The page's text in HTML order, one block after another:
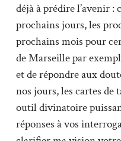
déjà à prédire l’avenir :
prochains jours, les
prochains mois pour
de Marseille par
et de répondre aux
nos jours, les cartes
outil divinatoire
réponses à vos